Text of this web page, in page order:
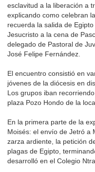
esclavitud a la liberación a
explicando como celebran
recuerda la salida de
Jesucristo a la cena de
delegado de Pastoral de
José Felipe Fernández.
El encuentro consistió en
jóvenes de la diócesis en
Los grupos iban
plaza Pozo Hondo de la
En la primera parte de la
Moisés: el envío de Jetró a
zarza ardiente, la petición
plagas de Egipto,
desarrolló en el Colegio